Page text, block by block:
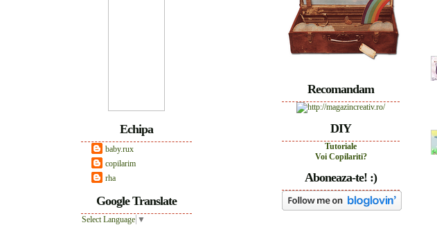
Recomandam
DIY
Tutoriale
Voi Copilariti?
Aboneaza-te! :)
Echipa
baby.rux
copilarim
rha
Google Translate
Select Language ▼